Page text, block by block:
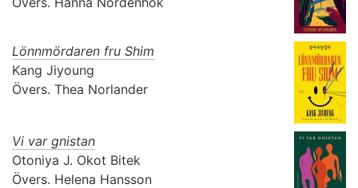
Lönnmördaren fru Shim
Kang Jiyoung
Övers. Thea Norlander
Vi var gnistan
Otoniya J. Okot Bitek
Övers. Helena Hansson